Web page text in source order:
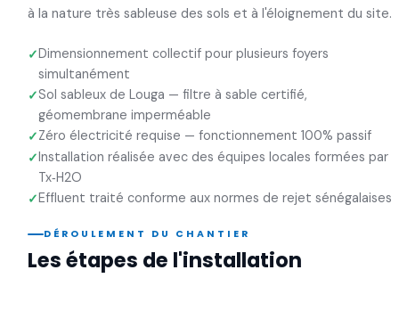
à la nature très sableuse des sols et à l'éloignement du site.
Dimensionnement collectif pour plusieurs foyers
simultanément
Sol sableux de Louga — filtre à sable certifié,
géomembrane imperméable
Zéro électricité requise — fonctionnement 100% passif
Installation réalisée avec des équipes locales formées par
Tx‑H2O
Effluent traité conforme aux normes de rejet sénégalaises
DÉROULEMENT DU CHANTIER
Les étapes de l'installation